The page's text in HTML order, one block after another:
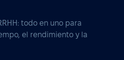
todo en uno para
el rendimiento y la